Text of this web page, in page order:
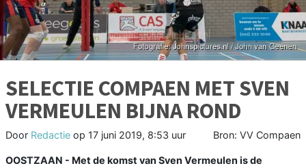
SELECTIE COMPAEN MET SVEN
VERMEULEN BIJNA ROND
Door Redactie op 17 juni 2019, 8:53 uur Bron: VV Compaen
OOSTZAAN - Met de komst van Sven Vermeulen is de